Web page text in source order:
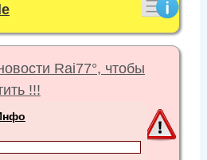
Rai77°, чтобы
!!!